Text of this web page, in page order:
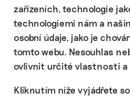
zařízeních, technologie
technologiemi nám a
osobní údaje, jako je
tomto webu. Nesouhlas
ovlivnit určité vlastnosti a
Kliknutím níže vyjádřete
KOMERČNÍ SDĚLENÍ